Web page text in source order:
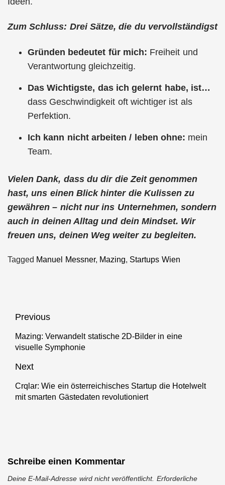
Zum Schluss: Drei Sätze, die du vervollständigst
Gründen bedeutet für mich: Freiheit und
Verantwortung gleichzeitig.
Das Wichtigste, das ich gelernt habe, ist…
dass Geschwindigkeit oft wichtiger ist als
Perfektion.
Ich kann nicht arbeiten / leben ohne: mein
Team.
Vielen Dank, dass du dir die Zeit genommen
hast, uns einen Blick hinter die Kulissen zu
gewähren – nicht nur ins Unternehmen, sondern
auch in deinen Alltag und dein Mindset. Wir
freuen uns, deinen Weg weiter zu begleiten.
Tagged Manuel Messner, Mazing, Startups Wien
Beitragsnavigation
Previous
Previous
post:
Mazing: Verwandelt statische 2D-Bilder in eine
visuelle Symphonie
Next
Next
post:
Crqlar: Wie ein österreichisches Startup die Hotelwelt
mit smarten Gästedaten revolutioniert
Schreibe einen Kommentar
Deine E-Mail-Adresse wird nicht veröffentlicht. Erforderliche